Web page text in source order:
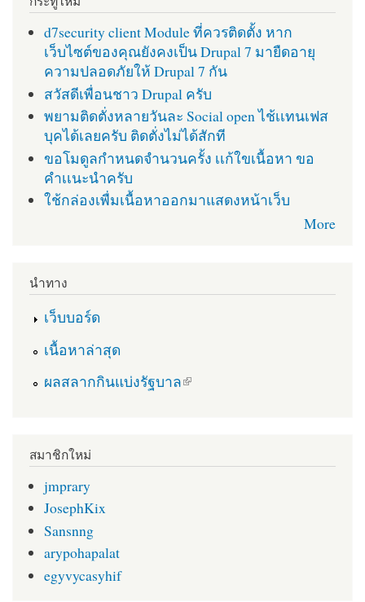
d7security client Module ที่ควรติดตั้ง หาก
เว็บไซต์ของคุณยังคงเป็น Drupal 7 มายืดอายุ
ความปลอดภัยให้ Drupal 7 กัน
สวัสดีเพื่อนชาว Drupal ครับ
พยามติดตั่งหลายวันละ Social open ไช้เเทนเฟส
บุคได้เลยครับ ติดตั่งไม่ได้สักที
ขอโมดูลกำหนดจำนวนครั้ง เเก้ใขเนื้อหา ขอ
คำเเนะนำครับ
ใช้กล่องเพื่มเนื้อหาออกมาแสดงหน้าเว็บ
More
นำทาง
เว็บบอร์ด
เนื้อหาล่าสุด
ผลสลากกินแบ่งรัฐบาล
(link is external)
สมาชิกใหม่
jmprary
JosephKix
Sansnng
arypohapalat
egyvycasyhif